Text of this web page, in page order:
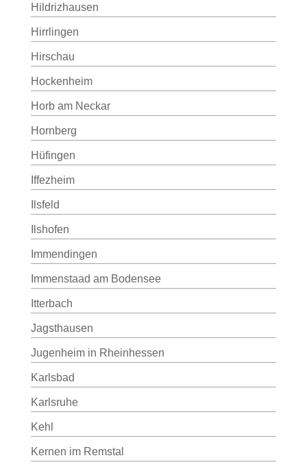
Hildrizhausen
Hirrlingen
Hirschau
Hockenheim
Horb am Neckar
Hornberg
Hüfingen
Iffezheim
Ilsfeld
Ilshofen
Immendingen
Immenstaad am Bodensee
Itterbach
Jagsthausen
Jugenheim in Rheinhessen
Karlsbad
Karlsruhe
Kehl
Kernen im Remstal